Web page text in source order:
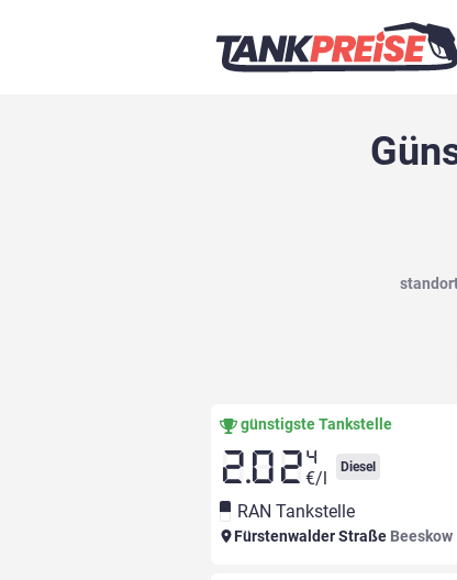
günstigste Tankstelle
2.02 4
€/l
Diesel
RAN Tankstelle
Fürstenwalder Straße Beeskow